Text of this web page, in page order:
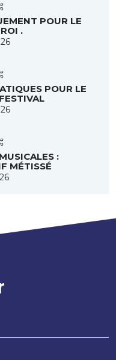
POUR LE
.
POUR LE
:
MÉTISSÉ